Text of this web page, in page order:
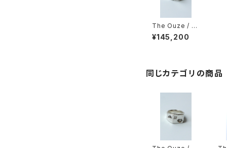
The Ouze / P
ortraite Polka
Signet
¥145,200
同じカテゴリの商品